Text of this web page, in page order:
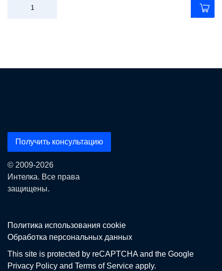
Получить консультацию
© 2009-2026
Интелка. Все права
защищены.
Политика использования сookie
Обработка персональных данных
This site is protected by reCAPTCHA and the Google
Privacy Policy and Terms of Service apply.